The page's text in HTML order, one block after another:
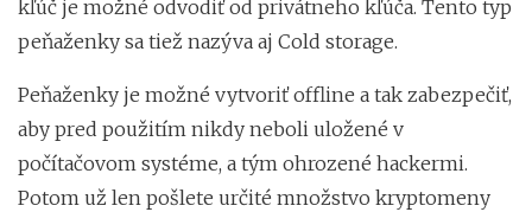
kľúč je možné odvodiť od privátneho kľúča. Tento typ
peňaženky sa tiež nazýva aj Cold storage.
Peňaženky je možné vytvoriť offline a tak zabezpečiť,
aby pred použitím nikdy neboli uložené v
počítačovom systéme, a tým ohrozené hackermi.
Potom už len pošlete určité množstvo kryptomeny